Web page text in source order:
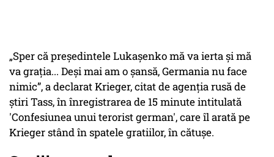
„Sper că președintele Lukașenko mă va ierta și mă
va grația... Deși mai am o șansă, Germania nu face
nimic”, a declarat Krieger, citat de agenția rusă de
știri Tass, în înregistrarea de 15 minute intitulată
'Confesiunea unui terorist german', care îl arată pe
Krieger stând în spatele gratiilor, în cătușe.